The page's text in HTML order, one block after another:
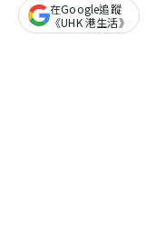
在Google追蹤
《UHK 港生活》